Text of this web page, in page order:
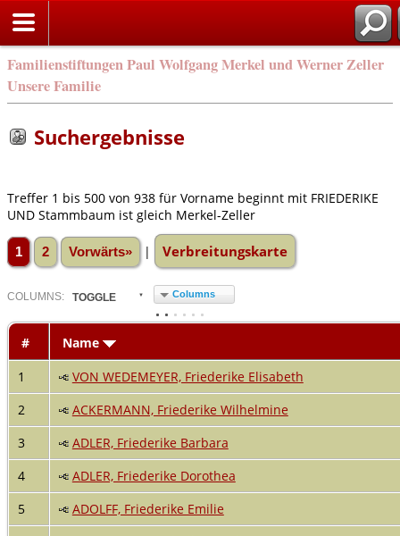
Familienstiftungen Paul Wolfgang Merkel und Werner Zeller
Unsere Familie
Suchergebnisse
Treffer 1 bis 500 von 938 für Vorname beginnt mit FRIEDERIKE
UND Stammbaum ist gleich Merkel-Zeller
1 2 Vorwärts» | Verbreitungskarte
COLUMN S: TOGGLE Columns
#
Name
1
VON WEDEMEYER, Friederike Elisabeth
2
ACKERMANN, Friederike Wilhelmine
3
ADLER, Friederike Barbara
4
ADLER, Friederike Dorothea
5
ADOLFF, Friederike Emilie